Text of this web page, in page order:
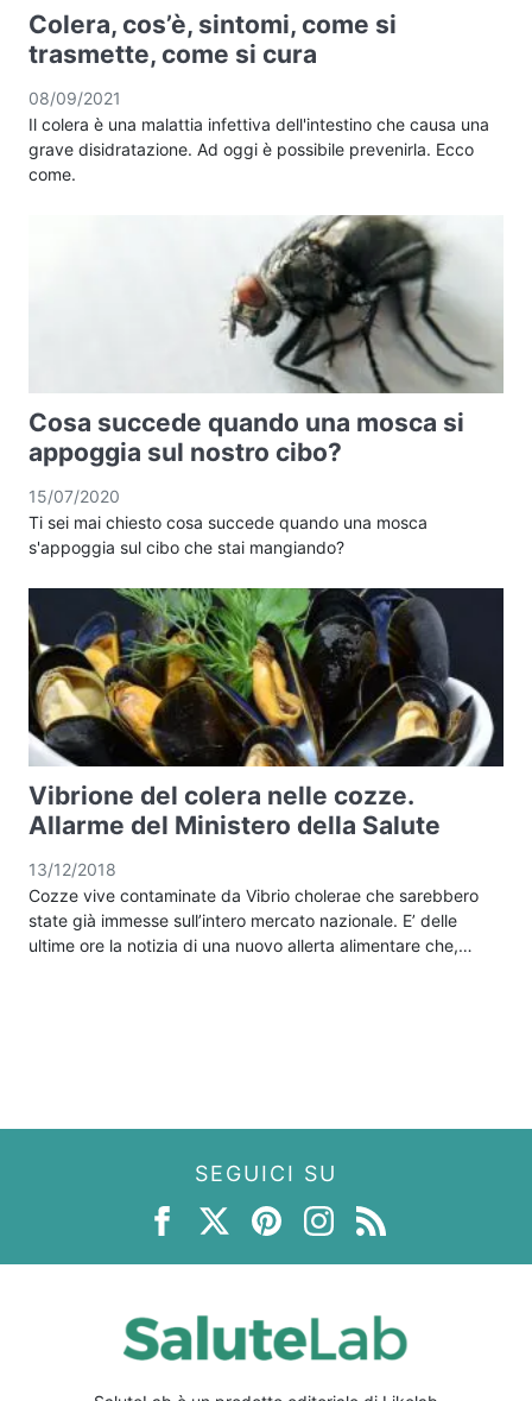
Colera, cos’è, sintomi, come si
trasmette, come si cura
08/09/2021
Il colera è una malattia infettiva dell'intestino che causa una
grave disidratazione. Ad oggi è possibile prevenirla. Ecco
come.
Cosa succede quando una mosca si
appoggia sul nostro cibo?
15/07/2020
Ti sei mai chiesto cosa succede quando una mosca
s'appoggia sul cibo che stai mangiando?
Vibrione del colera nelle cozze.
Allarme del Ministero della Salute
13/12/2018
Cozze vive contaminate da Vibrio cholerae che sarebbero
state già immesse sull’intero mercato nazionale. E’ delle
ultime ore la notizia di una nuovo allerta alimentare che,…
SEGUICI SU